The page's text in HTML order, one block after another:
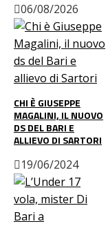
06/08/2026
CHI È GIUSEPPE
MAGALINI, IL NUOVO
DS DEL BARI E
ALLIEVO DI SARTORI
19/06/2024